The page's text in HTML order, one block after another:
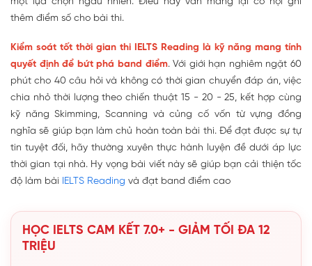
thêm điểm số cho bài thi.
Kiểm soát tốt thời gian thi IELTS Reading là kỹ năng mang tính
quyết định để bứt phá band điểm. Với giới hạn nghiêm ngặt 60
phút cho 40 câu hỏi và không có thời gian chuyển đáp án, việc
chia nhỏ thời lượng theo chiến thuật 15 - 20 - 25, kết hợp cùng
kỹ năng Skimming, Scanning và củng cố vốn từ vựng đồng
nghĩa sẽ giúp bạn làm chủ hoàn toàn bài thi. Để đạt được sự tự
tin tuyệt đối, hãy thường xuyên thực hành luyện đề dưới áp lực
thời gian tại nhà. Hy vọng bài viết này sẽ giúp bạn cải thiện tốc
độ làm bài
IELTS Reading và đạt band điểm cao
HỌC IELTS CAM KẾT 7.0+ - GIẢM TỐI ĐA 12
TRIỆU